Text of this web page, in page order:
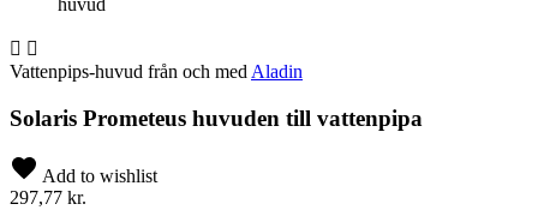
 
Vattenpips-huvud från och med Aladin
Solaris Prometeus huvuden till vattenpipa
Add to wishlist
297,77 kr.